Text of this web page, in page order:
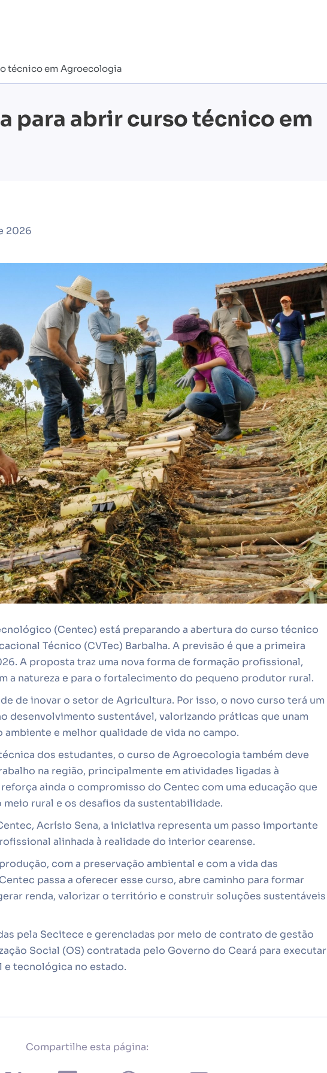
técnico em Agroecologia
para abrir curso técnico em
2026
(Centec) está preparando a abertura do curso técnico
Técnico (CVTec) Barbalha. A previsão é que a primeira
A proposta traz uma nova forma de formação profissional,
a natureza e para o fortalecimento do pequeno produtor rural.
de inovar o setor de Agricultura. Por isso, o novo curso terá um
desenvolvimento sustentável, valorizando práticas que unam
e melhor qualidade de vida no campo.
dos estudantes, o curso de Agroecologia também deve
na região, principalmente em atividades ligadas à
ainda o compromisso do Centec com uma educação que
meio rural e os desafios da sustentabilidade.
Acrísio Sena, a iniciativa representa um passo importante
alinhada à realidade do interior cearense.
com a preservação ambiental e com a vida das
passa a oferecer esse curso, abre caminho para formar
renda, valorizar o território e construir soluções sustentáveis
pela Secitece e gerenciadas por meio de contrato de gestão
Social (OS) contratada pelo Governo do Ceará para executar
e tecnológica no estado.
Compartilhe esta página: